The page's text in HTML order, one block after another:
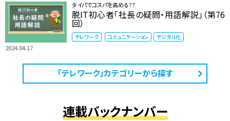
2024.04.17
タイパでコスパを高める??
脱IT初心者「社長の疑問・用語解説」（第76
回）
テレワーク コミュニケーション デジタル化
「テレワーク」カテゴリーから探す
連載バックナンバー